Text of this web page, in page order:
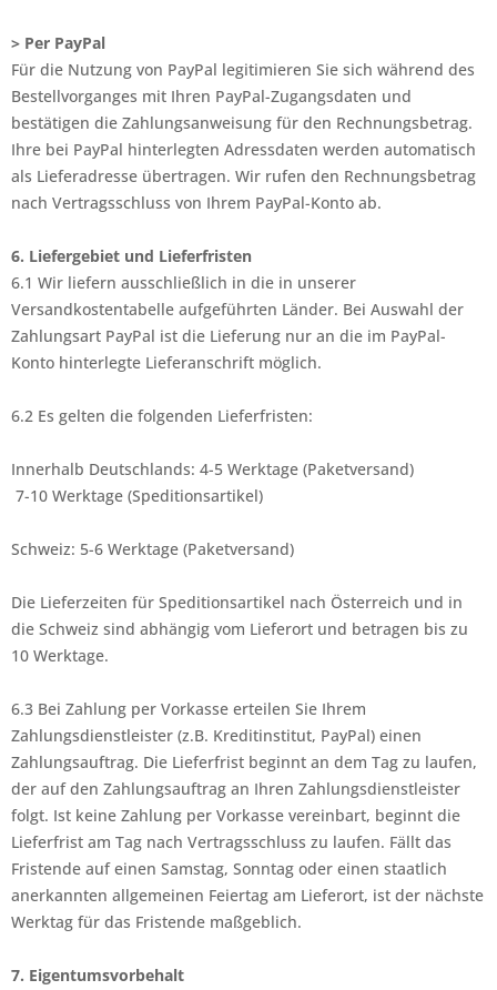
> Per PayPal
Für die Nutzung von PayPal legitimieren Sie sich während des
Bestellvorganges mit Ihren PayPal-Zugangsdaten und
bestätigen die Zahlungsanweisung für den Rechnungsbetrag.
Ihre bei PayPal hinterlegten Adressdaten werden automatisch
als Lieferadresse übertragen. Wir rufen den Rechnungsbetrag
nach Vertragsschluss von Ihrem PayPal-Konto ab.
6. Liefergebiet und Lieferfristen
6.1 Wir liefern ausschließlich in die in unserer
Versandkostentabelle aufgeführten Länder. Bei Auswahl der
Zahlungsart PayPal ist die Lieferung nur an die im PayPal-
Konto hinterlegte Lieferanschrift möglich.
6.2 Es gelten die folgenden Lieferfristen:
Innerhalb Deutschlands: 4-5 Werktage (Paketversand)
7-10 Werktage (Speditionsartikel)
Schweiz: 5-6 Werktage (Paketversand)
Die Lieferzeiten für Speditionsartikel nach Österreich und in
die Schweiz sind abhängig vom Lieferort und betragen bis zu
10 Werktage.
6.3 Bei Zahlung per Vorkasse erteilen Sie Ihrem
Zahlungsdienstleister (z.B. Kreditinstitut, PayPal) einen
Zahlungsauftrag. Die Lieferfrist beginnt an dem Tag zu laufen,
der auf den Zahlungsauftrag an Ihren Zahlungsdienstleister
folgt. Ist keine Zahlung per Vorkasse vereinbart, beginnt die
Lieferfrist am Tag nach Vertragsschluss zu laufen. Fällt das
Fristende auf einen Samstag, Sonntag oder einen staatlich
anerkannten allgemeinen Feiertag am Lieferort, ist der nächste
Werktag für das Fristende maßgeblich.
7. Eigentumsvorbehalt